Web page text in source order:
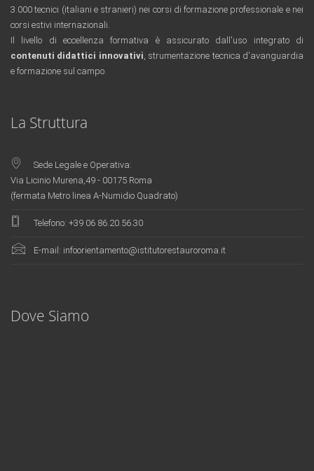
3.000 tecnici (italiani e stranieri) nei corsi di formazione professionale e nei
corsi estivi internazionali.
Il livello di eccellenza formativa è assicurato dall'uso integrato di
contenuti didattici innovativi , strumentazione tecnica d'avanguardia
e formazione sul campo.
La Struttura
Sede Legale e Operativa:
Via Licinio Murena,49 - 00175 Roma
(fermata Metro linea A-Numidio Quadrato)
Telefono: +39 06 86.20.56.30
E-mail: infoorientamento@istitutorestauroroma.it
level of training..
Dove Siamo